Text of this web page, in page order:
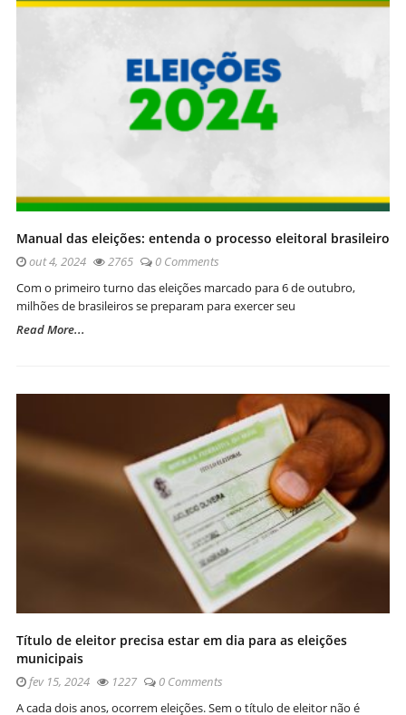
Manual das eleições: entenda o processo eleitoral brasileiro
out 4, 2024 2765
0 Comments
Com o primeiro turno das eleições marcado para 6 de outubro,
milhões de brasileiros se preparam para exercer seu
Read More...
Título de eleitor precisa estar em dia para as eleições
municipais
fev 15, 2024 1227
0 Comments
A cada dois anos, ocorrem eleições. Sem o título de eleitor não é